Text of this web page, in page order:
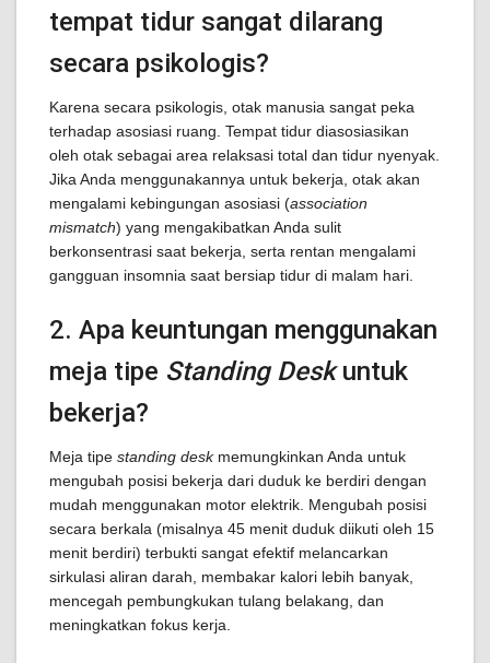
tempat tidur sangat dilarang
secara psikologis?
Karena secara psikologis, otak manusia sangat peka
terhadap asosiasi ruang. Tempat tidur diasosiasikan
oleh otak sebagai area relaksasi total dan tidur nyenyak.
Jika Anda menggunakannya untuk bekerja, otak akan
mengalami kebingungan asosiasi (association
mismatch) yang mengakibatkan Anda sulit
berkonsentrasi saat bekerja, serta rentan mengalami
gangguan insomnia saat bersiap tidur di malam hari.
2. Apa keuntungan menggunakan
meja tipe Standing Deskuntuk
bekerja?
Meja tipe standing deskmemungkinkan Anda untuk
mengubah posisi bekerja dari duduk ke berdiri dengan
mudah menggunakan motor elektrik. Mengubah posisi
secara berkala (misalnya 45 menit duduk diikuti oleh 15
menit berdiri) terbukti sangat efektif melancarkan
sirkulasi aliran darah, membakar kalori lebih banyak,
mencegah pembungkukan tulang belakang, dan
meningkatkan fokus kerja.